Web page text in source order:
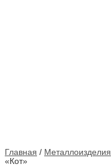
Главная / Металлоизделия
«Кот»